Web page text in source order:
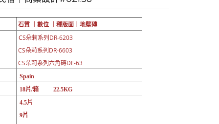
石質 ｜數位 ｜ 種版面｜ 地壁磚
CS朵莉系列DR-6203
CS朵莉系列DR-6603
CS朵莉系列六角磚DF-63
Spain
18片/箱 22.5KG
4.5片
9片